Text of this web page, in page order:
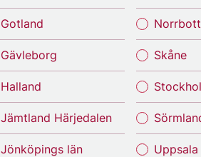
Gotland
Gävleborg
Halland
Jämtland Härjedalen
Jönköpings län
Skåne
Uppsala